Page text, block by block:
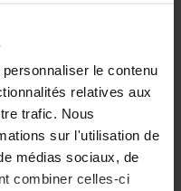
le contenu
relatives aux
trafic. Nous
sur l'utilisation de
médias sociaux, de
combiner celles-ci
mon vêtement de
il devrait l'être ?